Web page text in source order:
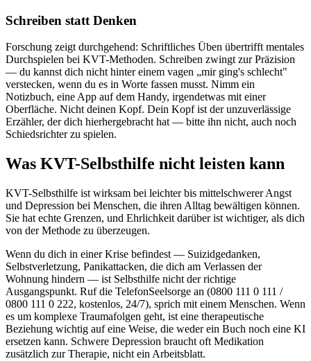
Schreiben statt Denken
Forschung zeigt durchgehend: Schriftliches Üben übertrifft mentales
Durchspielen bei KVT-Methoden. Schreiben zwingt zur Präzision
— du kannst dich nicht hinter einem vagen „mir ging's schlecht"
verstecken, wenn du es in Worte fassen musst. Nimm ein
Notizbuch, eine App auf dem Handy, irgendetwas mit einer
Oberfläche. Nicht deinen Kopf. Dein Kopf ist der unzuverlässige
Erzähler, der dich hierhergebracht hat — bitte ihn nicht, auch noch
Schiedsrichter zu spielen.
Was KVT-Selbsthilfe nicht leisten kann
KVT-Selbsthilfe ist wirksam bei leichter bis mittelschwerer Angst
und Depression bei Menschen, die ihren Alltag bewältigen können.
Sie hat echte Grenzen, und Ehrlichkeit darüber ist wichtiger, als dich
von der Methode zu überzeugen.
Wenn du dich in einer Krise befindest — Suizidgedanken,
Selbstverletzung, Panikattacken, die dich am Verlassen der
Wohnung hindern — ist Selbsthilfe nicht der richtige
Ausgangspunkt. Ruf die TelefonSeelsorge an (0800 111 0 111 /
0800 111 0 222, kostenlos, 24/7), sprich mit einem Menschen. Wenn
es um komplexe Traumafolgen geht, ist eine therapeutische
Beziehung wichtig auf eine Weise, die weder ein Buch noch eine KI
ersetzen kann. Schwere Depression braucht oft Medikation
zusätzlich zur Therapie, nicht ein Arbeitsblatt.